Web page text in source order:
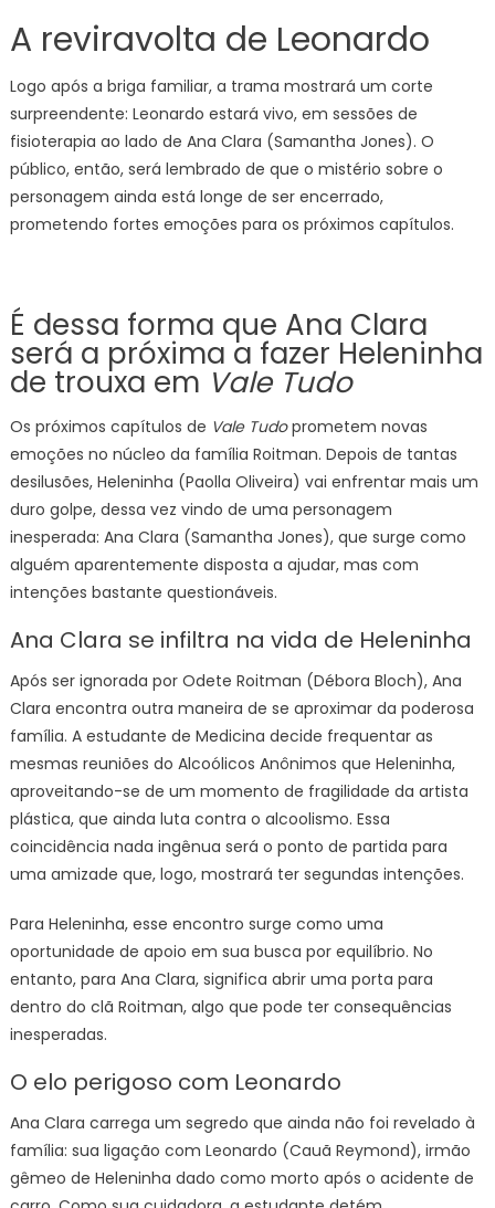
A reviravolta de Leonardo
Logo após a briga familiar, a trama mostrará um corte
surpreendente: Leonardo estará vivo, em sessões de
fisioterapia ao lado de Ana Clara (Samantha Jones). O
público, então, será lembrado de que o mistério sobre o
personagem ainda está longe de ser encerrado,
prometendo fortes emoções para os próximos capítulos.
É dessa forma que Ana Clara
será a próxima a fazer Heleninha
de trouxa em Vale Tudo
Os próximos capítulos de Vale Tudoprometem novas
emoções no núcleo da família Roitman. Depois de tantas
desilusões, Heleninha (Paolla Oliveira) vai enfrentar mais um
duro golpe, dessa vez vindo de uma personagem
inesperada: Ana Clara (Samantha Jones), que surge como
alguém aparentemente disposta a ajudar, mas com
intenções bastante questionáveis.
Ana Clara se infiltra na vida de Heleninha
Após ser ignorada por Odete Roitman (Débora Bloch), Ana
Clara encontra outra maneira de se aproximar da poderosa
família. A estudante de Medicina decide frequentar as
mesmas reuniões do Alcoólicos Anônimos que Heleninha,
aproveitando-se de um momento de fragilidade da artista
plástica, que ainda luta contra o alcoolismo. Essa
coincidência nada ingênua será o ponto de partida para
uma amizade que, logo, mostrará ter segundas intenções.
Para Heleninha, esse encontro surge como uma
oportunidade de apoio em sua busca por equilíbrio. No
entanto, para Ana Clara, significa abrir uma porta para
dentro do clã Roitman, algo que pode ter consequências
inesperadas.
O elo perigoso com Leonardo
Ana Clara carrega um segredo que ainda não foi revelado à
família: sua ligação com Leonardo (Cauã Reymond), irmão
gêmeo de Heleninha dado como morto após o acidente de